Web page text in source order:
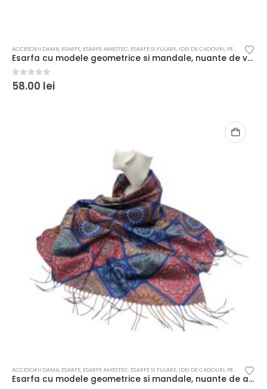
ACCESORII DAMA, ESARFE, ESARFE AMESTEC, ESARFE SI FULARE, IDEI DE CADOURI, PENTRU FEMEI
Esarfa cu modele geometrice si mandale, nuante de verde
0out of 5
58.00 lei
ACCESORII DAMA, ESARFE, ESARFE AMESTEC, ESARFE SI FULARE, IDEI DE CADOURI, PENTRU FEMEI
Esarfa cu modele geometrice si mandale, nuante de albastru si caramiziu